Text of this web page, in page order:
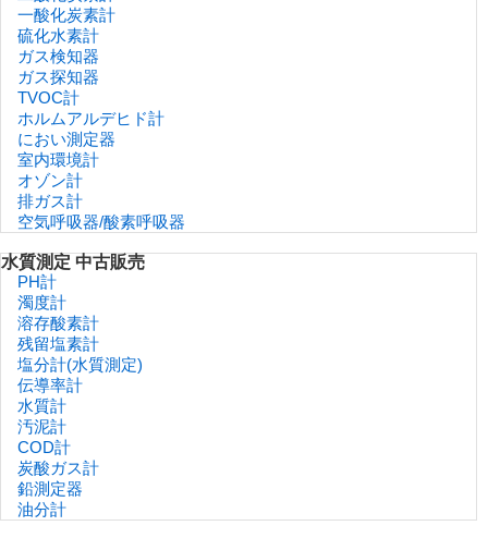
一酸化炭素計
硫化水素計
ガス検知器
ガス探知器
TVOC計
ホルムアルデヒド計
におい測定器
室内環境計
オゾン計
排ガス計
空気呼吸器/酸素呼吸器
水質測定 中古販売
PH計
濁度計
溶存酸素計
残留塩素計
塩分計(水質測定)
伝導率計
水質計
汚泥計
COD計
炭酸ガス計
鉛測定器
油分計